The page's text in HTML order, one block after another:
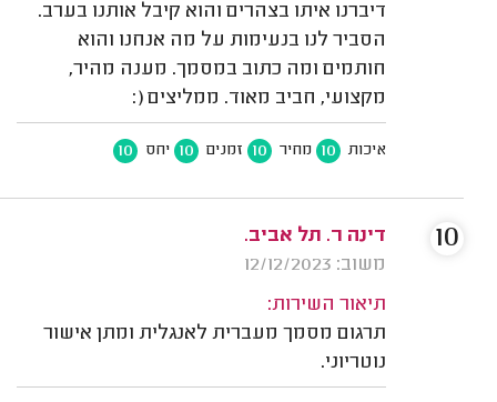
דיברנו איתו בצהרים והוא קיבל אותנו בערב.
הסביר לנו בנעימות על מה אנחנו והוא
חותמים ומה כתוב במסמך. מענה מהיר,
מקצועי, חביב מאוד. ממליצים (:
איכות 10 מחיר 10 זמנים 10 יחס 10
דינה ר. תל אביב.
משוב: 12/12/2023
תיאור השירות:
תרגום מסמך מעברית לאנגלית ומתן אישור
נוטריוני.
10